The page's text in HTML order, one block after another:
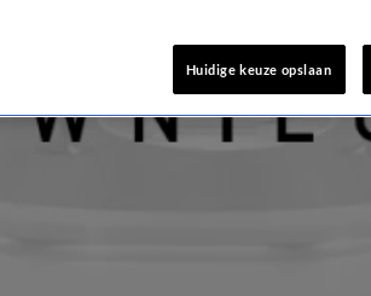
Huidige keuze opslaan